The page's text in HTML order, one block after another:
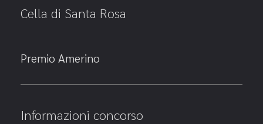
Cella di Santa Rosa
Premio Amerino
Informazioni concorso